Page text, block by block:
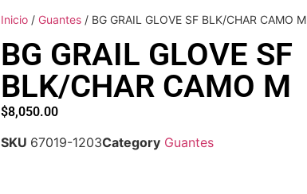
Inicio / Guantes / BG GRAIL GLOVE SF BLK/CHAR CAMO M
BG GRAIL GLOVE SF
BLK/CHAR CAMO M
$8,050.00
SKU 67019-1203Category Guantes